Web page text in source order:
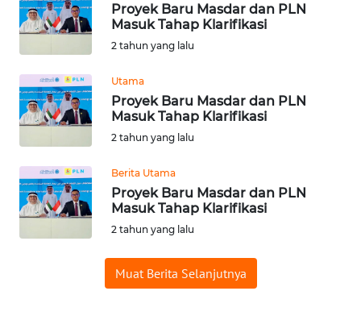
Proyek Baru Masdar dan PLN
Masuk Tahap Klarifikasi
2 tahun yang lalu
Utama
Proyek Baru Masdar dan PLN
Masuk Tahap Klarifikasi
2 tahun yang lalu
Berita Utama
Proyek Baru Masdar dan PLN
Masuk Tahap Klarifikasi
2 tahun yang lalu
Muat Berita Selanjutnya
WN
DEPOK
WN
TAPANULI
UTARA
WN
SAMOSIR
WN
LAWAS